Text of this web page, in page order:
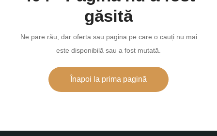
găsită
Ne pare rău, dar oferta sau pagina pe care o cauți nu mai
este disponibilă sau a fost mutată.
Înapoi la prima pagină